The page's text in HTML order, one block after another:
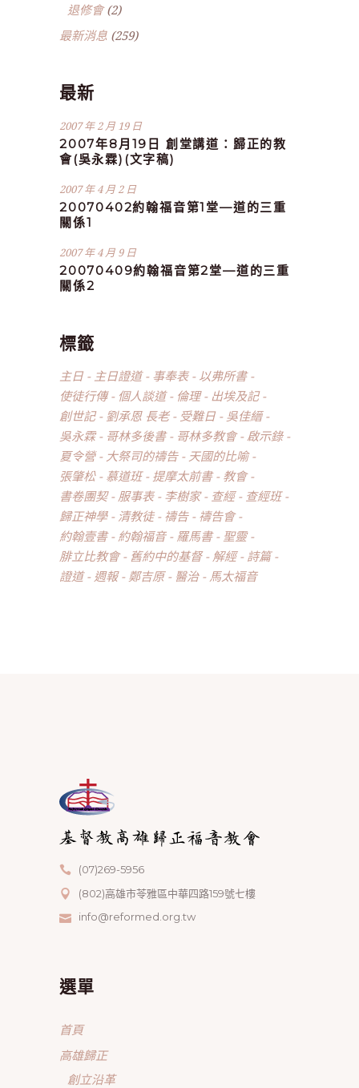
退修會(2)
最新消息 (259)
最新
2007 年 2 月 19 日
2007年8月19日 創堂講道：歸正的教
會(吳永霖)(文字稿)
2007 年 4 月 2 日
20070402約翰福音第1堂—道的三重
關係1
2007 年 4 月 9 日
20070409約翰福音第2堂—道的三重
關係2
標籤
主日 主日證道 事奉表
以弗所書
使徒行傳
個人談道 倫理
出埃及記
創世記
劉承恩 長老 受難日
吳佳縉
吳永霖
哥林多後書 哥林多教會
啟示錄
夏令營
大祭司的禱告
天國的比喻
張肇松
慕道班 提摩太前書
教會
書卷團契
服事表 李樹家 查經
查經班
歸正神學
清教徒 禱告
禱告會
約翰壹書
約翰福音 羅馬書
聖靈
腓立比教會
舊約中的基督 解經
詩篇
證道
週報 鄭吉原 醫治 馬太福音
(07)269-5956
(802)高雄市苓雅區中華四路159號七樓
info@reformed.org.tw
選單
首頁
高雄歸正
創立沿革